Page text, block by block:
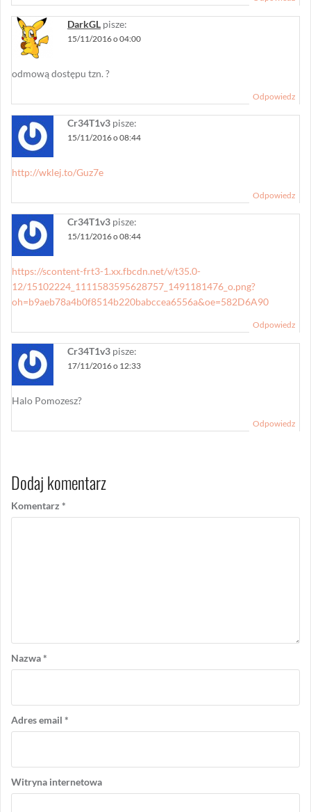
DarkGL pisze:
15/11/2016 o 04:00
odmową dostępu tzn. ?
Odpowiedz
Cr34T1v3 pisze:
15/11/2016 o 08:44
http://wklej.to/Guz7e
Odpowiedz
Cr34T1v3 pisze:
15/11/2016 o 08:44
https://scontent-frt3-1.xx.fbcdn.net/v/t35.0-
12/15102224_1111583595628757_1491181476_o.png?
oh=b9aeb78a4b0f8514b220babccea6556a&oe=582D6A90
Odpowiedz
Cr34T1v3 pisze:
17/11/2016 o 12:33
Halo Pomozesz?
Odpowiedz
Dodaj komentarz
Komentarz *
Nazwa*
Adres email *
Witryna internetowa